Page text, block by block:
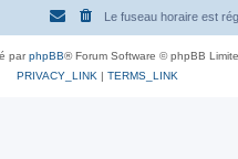
Le fuseau horaire est
parphpBB® Forum Software © phpBB
PRIVACY_LINK | TERMS_LINK